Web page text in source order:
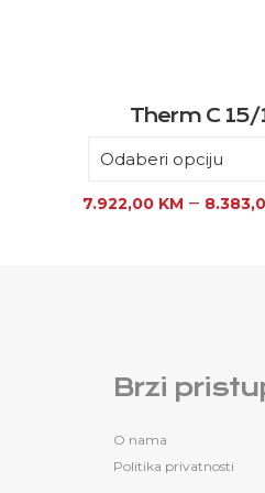
Therm C 15/
7.922,00 KM –
Brzi
O nama
Politika privatnosti